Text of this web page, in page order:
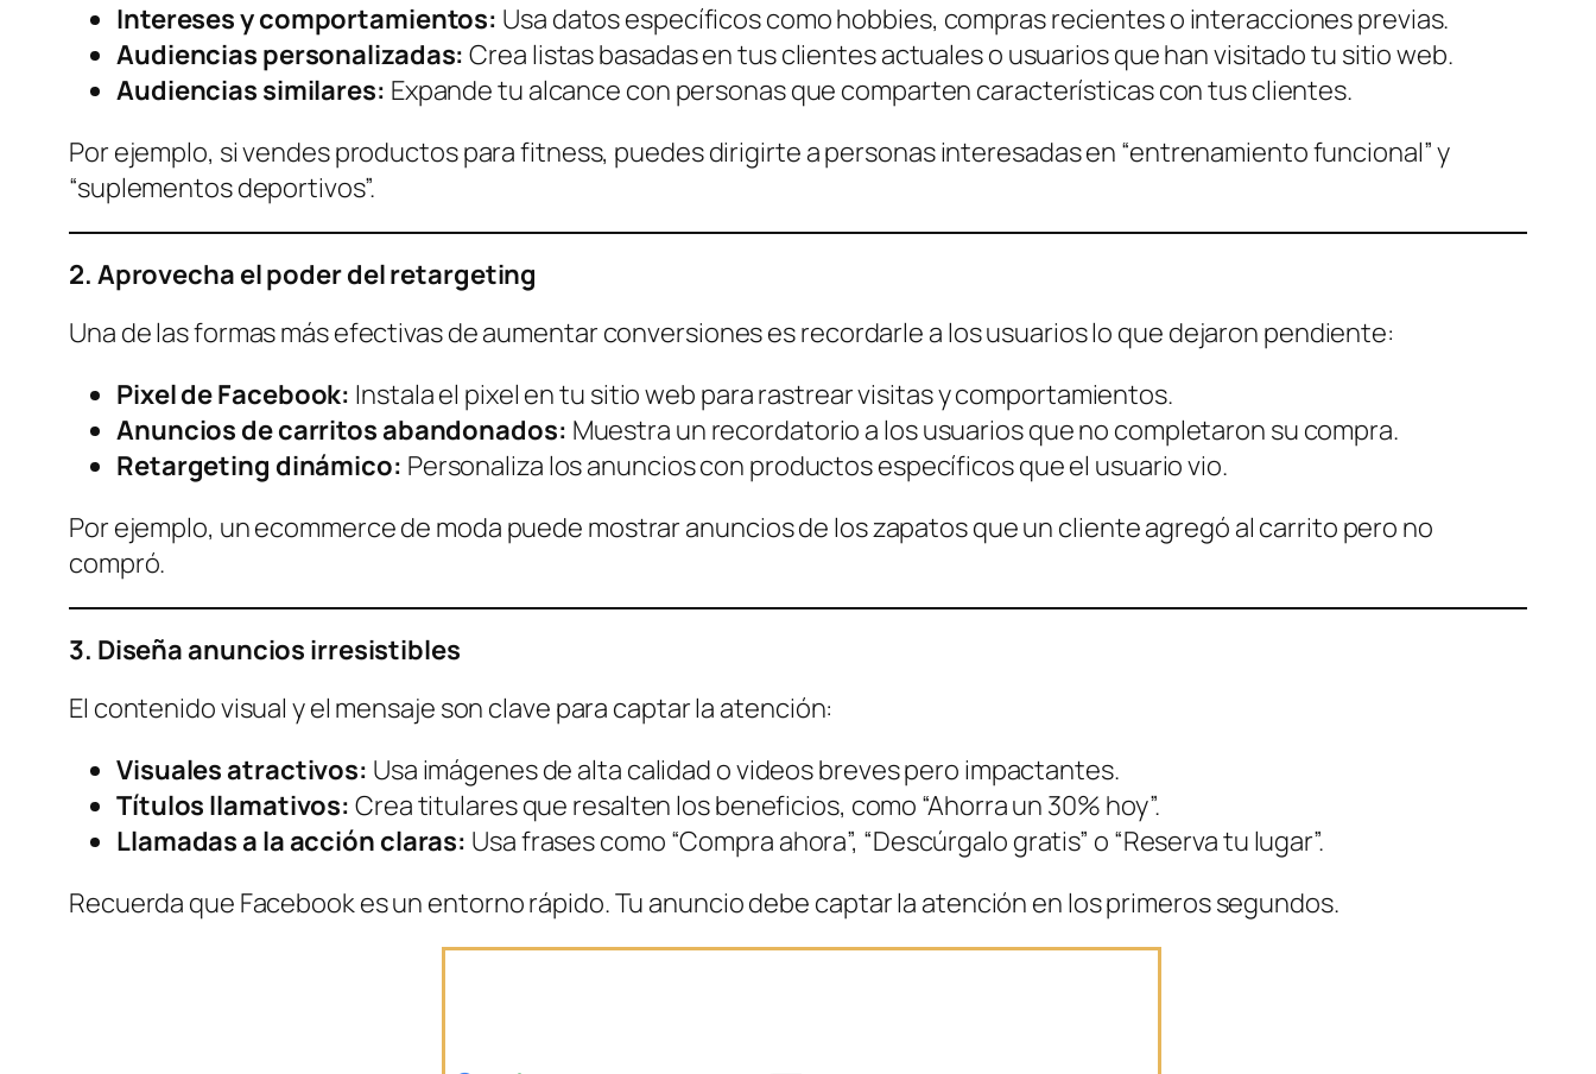
Intereses y comportamientos: Usa datos específicos como hobbies, compras recientes o interacciones previas.
Audiencias personalizadas: Crea listas basadas en tus clientes actuales o usuarios que han visitado tu sitio web.
Audiencias similares: Expande tu alcance con personas que comparten características con tus clientes.
Por ejemplo, si vendes productos para fitness, puedes dirigirte a personas interesadas en “entrenamiento funcional” y
“suplementos deportivos”.
2. Aprovecha el poder del retargeting
Una de las formas más efectivas de aumentar conversiones es recordarle a los usuarios lo que dejaron pendiente:
Pixel de Facebook: Instala el pixel en tu sitio web para rastrear visitas y comportamientos.
Anuncios de carritos abandonados: Muestra un recordatorio a los usuarios que no completaron su compra.
Retargeting dinámico: Personaliza los anuncios con productos específicos que el usuario vio.
Por ejemplo, un ecommerce de moda puede mostrar anuncios de los zapatos que un cliente agregó al carrito pero no
compró.
3. Diseña anuncios irresistibles
El contenido visual y el mensaje son clave para captar la atención:
Visuales atractivos: Usa imágenes de alta calidad o videos breves pero impactantes.
Títulos llamativos: Crea titulares que resalten los beneficios, como “Ahorra un 30% hoy”.
Llamadas a la acción claras: Usa frases como “Compra ahora”, “Descúrgalo gratis” o “Reserva tu lugar”.
Recuerda que Facebook es un entorno rápido. Tu anuncio debe captar la atención en los primeros segundos.